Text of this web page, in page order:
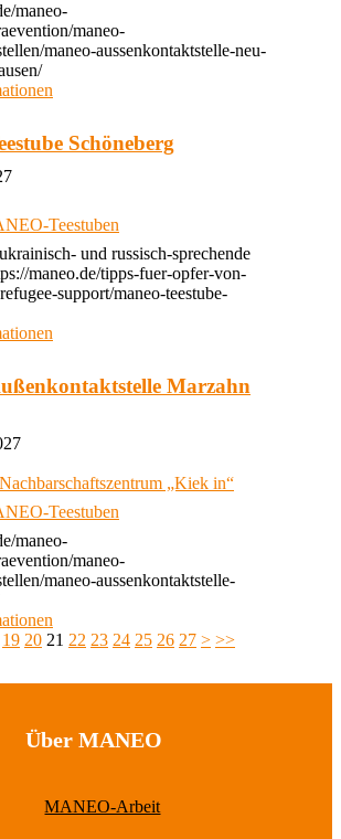
maneo-
maneo-
maneo-aussenkontaktstelle-neu-
Schöneberg
Teestuben
und russisch-sprechende
maneo.de/tipps-fuer-opfer-von-
support/maneo-teestube-
Marzahn
„Kiek in“
Teestuben
maneo-
maneo-
maneo-aussenkontaktstelle-
19 20 21 22 23 24 25 26 27 > >>
Über MANEO
MANEO-Arbeit